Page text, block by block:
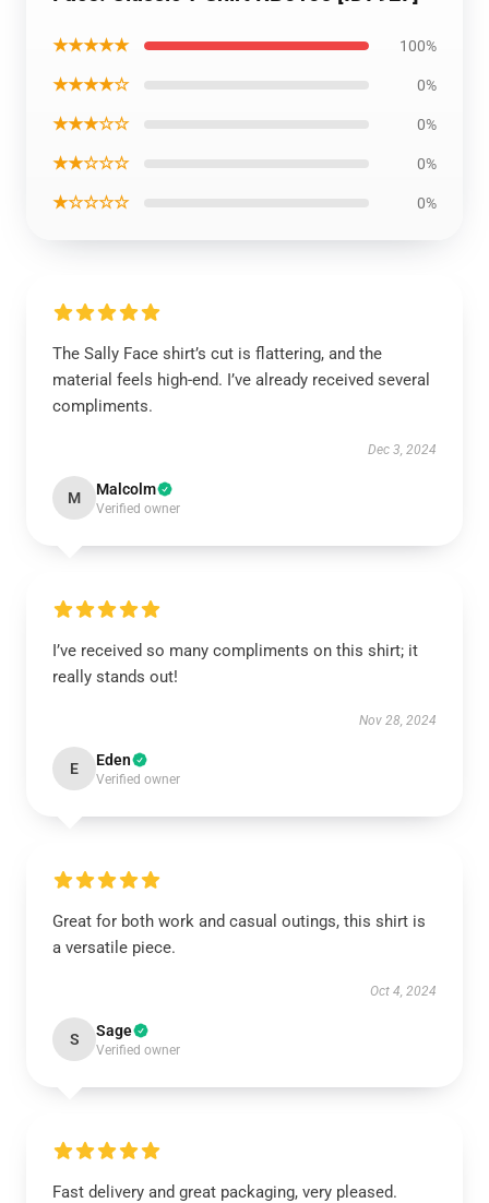
★★★★★ 100%
★★★★☆ 0%
★★★☆☆ 0%
★★☆☆☆ 0%
★☆☆☆☆ 0%
The Sally Face shirt’s cut is flattering, and the
material feels high-end. I’ve already received several
compliments.
Dec 3, 2024
M Malcolm
Verified owner
I’ve received so many compliments on this shirt; it
really stands out!
Nov 28, 2024
E Eden
Verified owner
Great for both work and casual outings, this shirt is
a versatile piece.
Oct 4, 2024
S Sage
Verified owner
Fast delivery and great packaging, very pleased.